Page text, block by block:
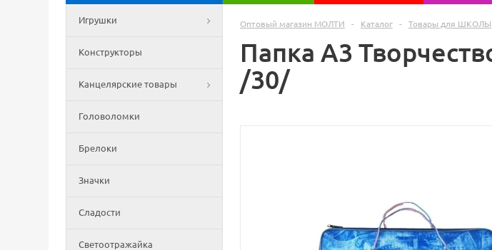
Игрушки
Конструкторы
Канцелярские товары
Головоломки
Брелоки
Значки
Сладости
Светоотражайка
Оптовый магазин МОЛТИ - Каталог - Товары для ШКОЛЫ
Папка А3
/30/